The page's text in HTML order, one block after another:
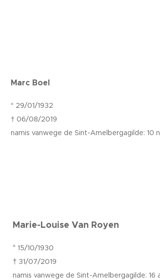
Marc Boel
° 29/01/1932
† 06/08/2019
namis vanwege de Sint-Amelbergagilde: 10
Marie-Louise Van Royen
° 15/10/1930
† 31/07/2019
namis vanwege de Sint-Amelbergagilde: 16